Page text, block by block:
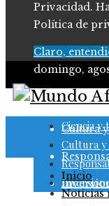
Privacidad.
Política de
Claro,
domingo,
Ciencia
Cultura
Ciencia y
Cultura y
Inicio
Noticias